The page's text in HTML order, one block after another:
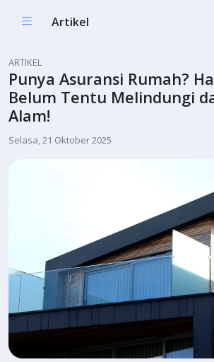
Artikel
ARTIKEL
Punya Asuransi Rumah?
Belum Tentu Melindungi
Alam!
Selasa, 21 Oktober 2025